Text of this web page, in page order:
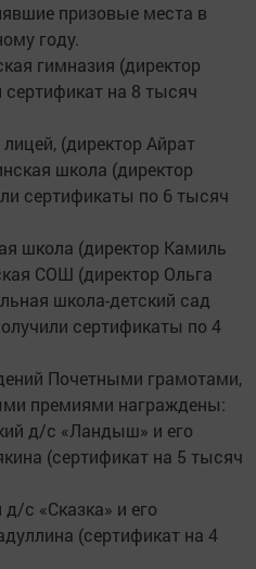
призовые места в
году.
гимназия (директор
на 8 тысяч
(директор Айрат
школа (директор
сертификаты по 6 тысяч
школа (директор Камиль
СОШ (директор Ольга
школа-детский сад
сертификаты по 4
Почетными грамотами,
премиями награждены:
д/с «Ландыш» и его
(сертификат на 5 тысяч
с «Сказка» и его
(сертификат на 4